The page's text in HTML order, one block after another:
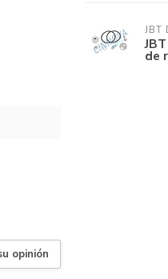
opinión
JBT
de